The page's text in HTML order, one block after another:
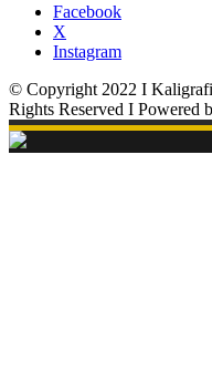
Facebook
X
Instagram
© Copyright 2022 I
Rights Reserved I Powered